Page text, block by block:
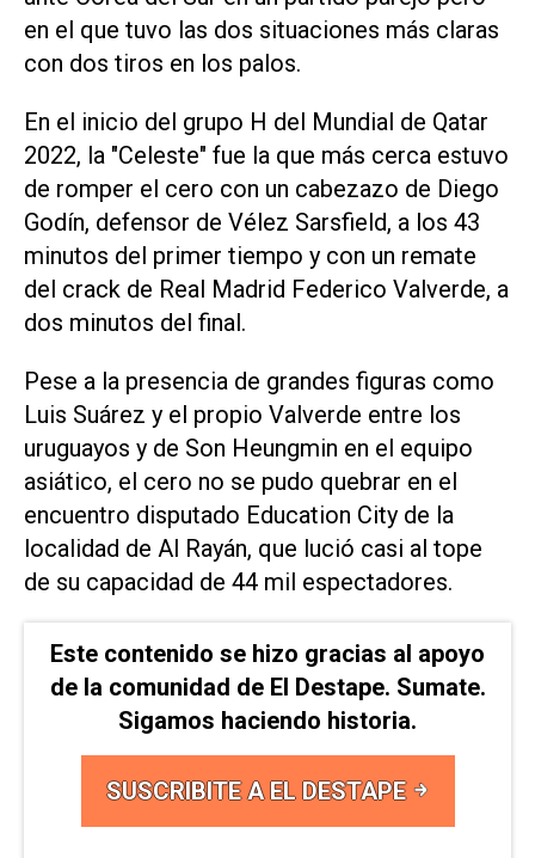
en el que tuvo las dos situaciones más claras
con dos tiros en los palos.
En el inicio del grupo H del Mundial de Qatar
2022, la "Celeste" fue la que más cerca estuvo
de romper el cero con un cabezazo de Diego
Godín, defensor de Vélez Sarsfield, a los 43
minutos del primer tiempo y con un remate
del crack de Real Madrid Federico Valverde, a
dos minutos del final.
Pese a la presencia de grandes figuras como
Luis Suárez y el propio Valverde entre los
uruguayos y de Son Heungmin en el equipo
asiático, el cero no se pudo quebrar en el
encuentro disputado Education City de la
localidad de Al Rayán, que lució casi al tope
de su capacidad de 44 mil espectadores.
Este contenido se hizo gracias al apoyo
de la comunidad de El Destape. Sumate.
Sigamos haciendo historia.
SUSCRIBITE A EL DESTAPE